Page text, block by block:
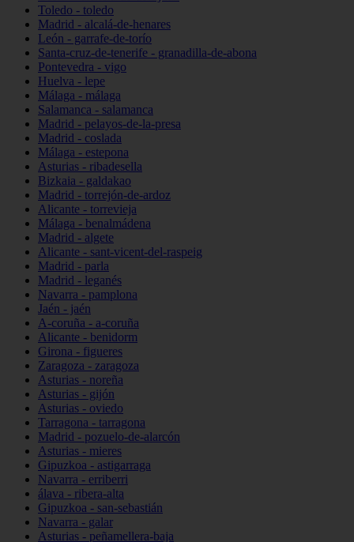
Toledo - toledo
Madrid - alcalá-de-henares
León - garrafe-de-torío
Santa-cruz-de-tenerife - granadilla-de-abona
Pontevedra - vigo
Huelva - lepe
Málaga - málaga
Salamanca - salamanca
Madrid - pelayos-de-la-presa
Madrid - coslada
Málaga - estepona
Asturias - ribadesella
Bizkaia - galdakao
Madrid - torrejón-de-ardoz
Alicante - torrevieja
Málaga - benalmádena
Madrid - algete
Alicante - sant-vicent-del-raspeig
Madrid - parla
Madrid - leganés
Navarra - pamplona
Jaén - jaén
A-coruña - a-coruña
Alicante - benidorm
Girona - figueres
Zaragoza - zaragoza
Asturias - noreña
Asturias - gijón
Asturias - oviedo
Tarragona - tarragona
Madrid - pozuelo-de-alarcón
Asturias - mieres
Gipuzkoa - astigarraga
Navarra - erriberri
álava - ribera-alta
Gipuzkoa - san-sebastián
Navarra - galar
Asturias - peñamellera-baja